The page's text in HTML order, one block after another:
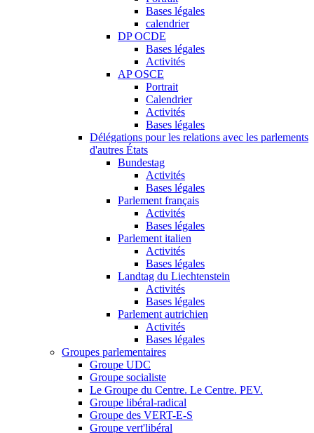
Bases légales
calendrier
DP OCDE
Bases légales
Activités
AP OSCE
Portrait
Calendrier
Activités
Bases légales
Délégations pour les relations avec les parlements
d'autres États
Bundestag
Activités
Bases légales
Parlement français
Activités
Bases légales
Parlement italien
Activités
Bases légales
Landtag du Liechtenstein
Activités
Bases légales
Parlement autrichien
Activités
Bases légales
Groupes parlementaires
Groupe UDC
Groupe socialiste
Le Groupe du Centre. Le Centre. PEV.
Groupe libéral-radical
Groupe des VERT-E-S
Groupe vert'libéral